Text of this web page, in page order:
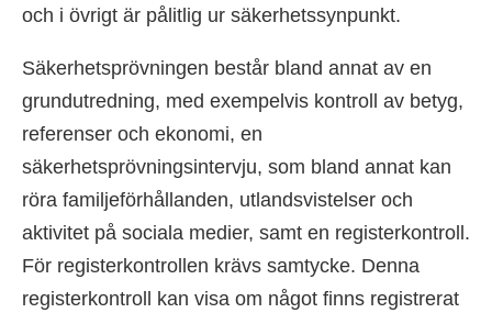
och i övrigt är pålitlig ur säkerhetssynpunkt.
Säkerhetsprövningen består bland annat av en
grundutredning, med exempelvis kontroll av betyg,
referenser och ekonomi, en
säkerhetsprövningsintervju, som bland annat kan
röra familjeförhållanden, utlandsvistelser och
aktivitet på sociala medier, samt en registerkontroll.
För registerkontrollen krävs samtycke. Denna
registerkontroll kan visa om något finns registrerat